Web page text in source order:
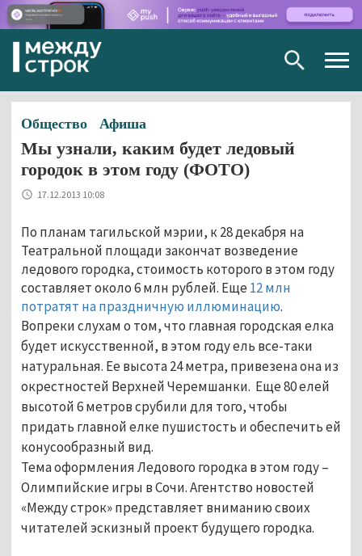
Общество Афиша
Мы узнали, каким будет ледовый
городок в этом году (ФОТО)
17.12.2013 10:08
По планам тагильской мэрии, к 28 декабря на
Театральной площади закончат возведение
ледового городка, стоимость которого в этом году
составляет около 6 млн рублей. Еще 12 млн
потратят на праздничную иллюминацию.
Вопреки слухам о том, что главная городская елка
будет искусственной, в этом году ель все-таки
натуральная. Ее высота 24 метра, привезена она из
окрестностей Верхней Черемшанки. Еще 80 елей
высотой 6 метров срубили для того, чтобы
придать главной елке пушистость и обеспечить ей
конусообразный вид.
Тема оформления Ледового городка в этом году –
Олимпийские игры в Сочи. Агентство новостей
«Между строк» представляет вниманию своих
читателей эскизный проект будущего городка.